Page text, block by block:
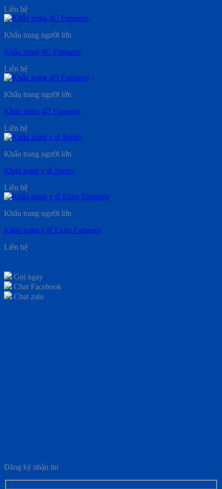
Liên hệ
Khẩu trang người lớn
Khẩu trang 4U Famapro
Liên hệ
Khẩu trang người lớn
Khẩu trang 4D Famapro
Liên hệ
Khẩu trang người lớn
Khẩu trang y tế Sunny
Liên hệ
Khẩu trang người lớn
Khẩu trang y tế Extra Famapro
Liên hệ
Gọi ngay
Chat Facebook
Chat zalo
Đăng ký nhận tin